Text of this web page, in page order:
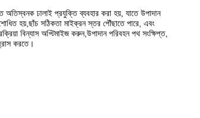
ঢালাই প্রযুক্তি ব্যবহার করা হয়, যাতে উপাদান
হয়,ছাঁচ সঠিকতা মাইক্রন স্তর পৌঁছাতে পারে, এবং
বিন্যাস অপ্টিমাইজ করুন,উপাদান পরিবহন পথ সংক্ষিপ্ত,
করতে।